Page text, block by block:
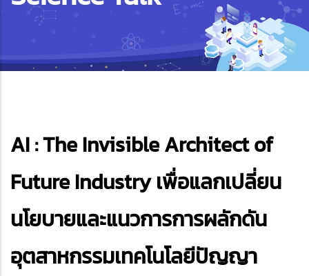
AI : The Invisible Architect of
Future Industry เพื่อแลกเปลี่ยน
นโยบายและแนวการการผลักดัน
อุตสาหกรรมเทคโนโลยีปัญญา